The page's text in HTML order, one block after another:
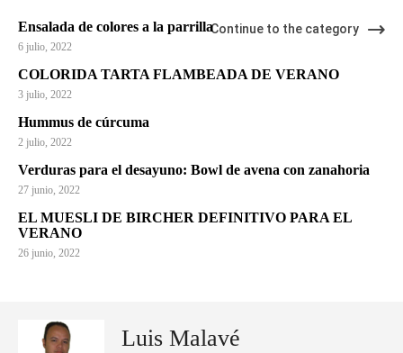
Continue to the category
Ensalada de colores a la parrilla
6 julio, 2022
COLORIDA TARTA FLAMBEADA DE VERANO
3 julio, 2022
Hummus de cúrcuma
2 julio, 2022
Verduras para el desayuno: Bowl de avena con zanahoria
27 junio, 2022
EL MUESLI DE BIRCHER DEFINITIVO PARA EL
VERANO
26 junio, 2022
Luis Malavé